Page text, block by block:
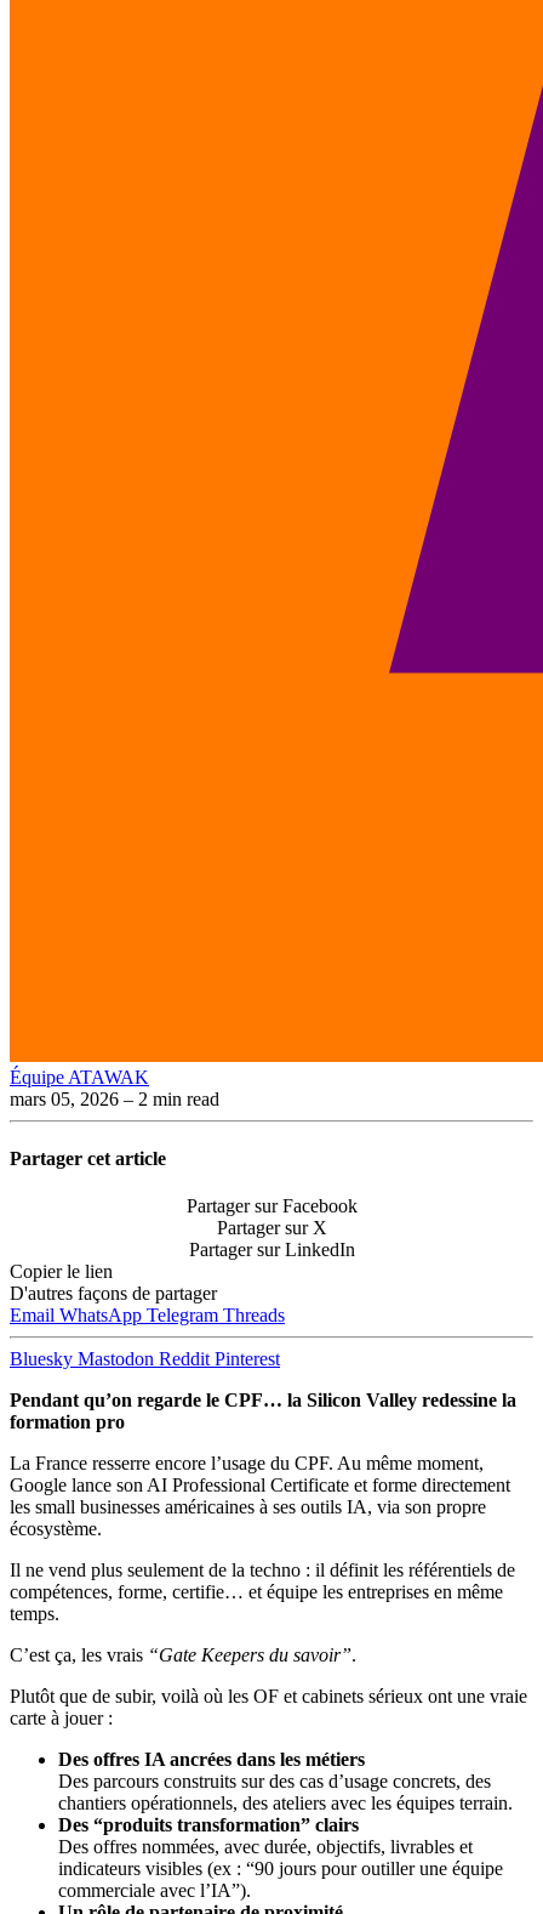
Équipe ATAWAK
mars 05, 2026 – 2 min read
Partager cet article
Partager sur Facebook
Partager sur X
Partager sur LinkedIn
Copier le lien
D'autres façons de partager
Email WhatsApp Telegram Threads
Bluesky Mastodon Reddit Pinterest
Pendant qu’on regarde le CPF… la Silicon Valley redessine la
formation pro
La France resserre encore l’usage du CPF. Au même moment,
Google lance son AI Professional Certificate et forme directement
les small businesses américaines à ses outils IA, via son propre
écosystème.
Il ne vend plus seulement de la techno : il définit les référentiels de
compétences, forme, certifie… et équipe les entreprises en même
temps.
C’est ça, les vrais “Gate Keepers du savoir”.
Plutôt que de subir, voilà où les OF et cabinets sérieux ont une vraie
carte à jouer :
Des offres IA ancrées dans les métiers
Des parcours construits sur des cas d’usage concrets, des
chantiers opérationnels, des ateliers avec les équipes terrain.
Des “produits transformation” clairs
Des offres nommées, avec durée, objectifs, livrables et
indicateurs visibles (ex : “90 jours pour outiller une équipe
commerciale avec l’IA”).